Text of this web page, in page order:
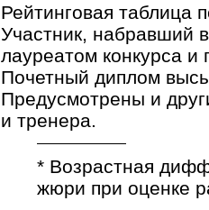
Рейтинговая таблица
Участник, набравший
лауреатом конкурса и
Почетный диплом
Предусмотрены и
и тренера.
* Возрастная
жюри при оценке